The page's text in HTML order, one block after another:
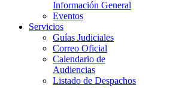
Información General
Eventos
Servicios
Guías Judiciales
Correo Oficial
Calendario de
Audiencias
Listado de Despachos